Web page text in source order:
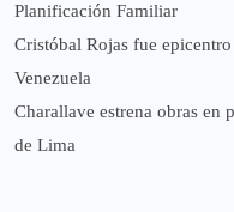
Planificación Familiar
Cristóbal Rojas fue
Venezuela
Charallave estrena obras en
de Lima